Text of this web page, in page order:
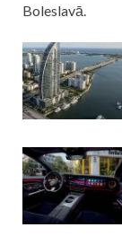
Boleslavā.